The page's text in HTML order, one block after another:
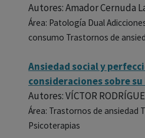
Autores: Amador Cernuda
Área: Patología Dual
consumo Trastornos de
Ansiedad social y
consideraciones sobre
Autores: VÍCTOR
Área: Trastornos de ansiedad
Psicoterapias